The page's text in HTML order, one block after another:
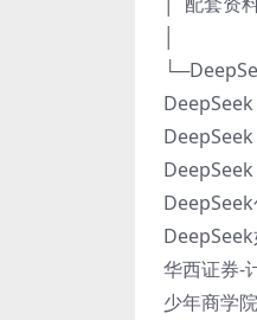
华西证券-
少年商学